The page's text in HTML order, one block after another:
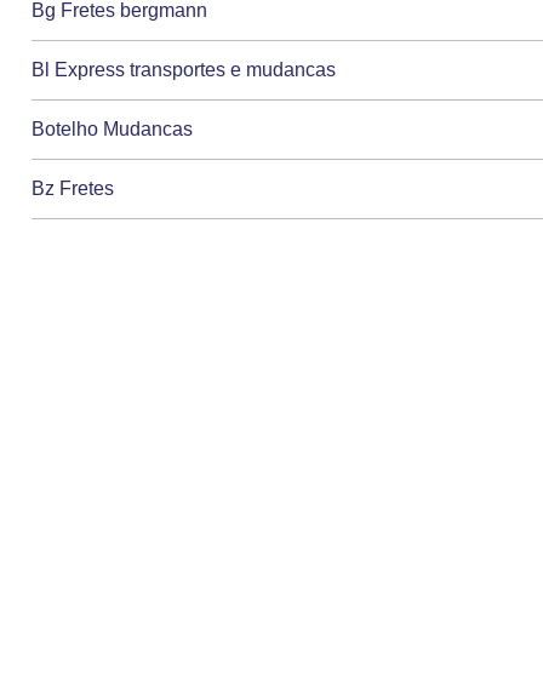
Bg Fretes bergmann
Bl Express transportes e mudancas
Botelho Mudancas
Bz Fretes